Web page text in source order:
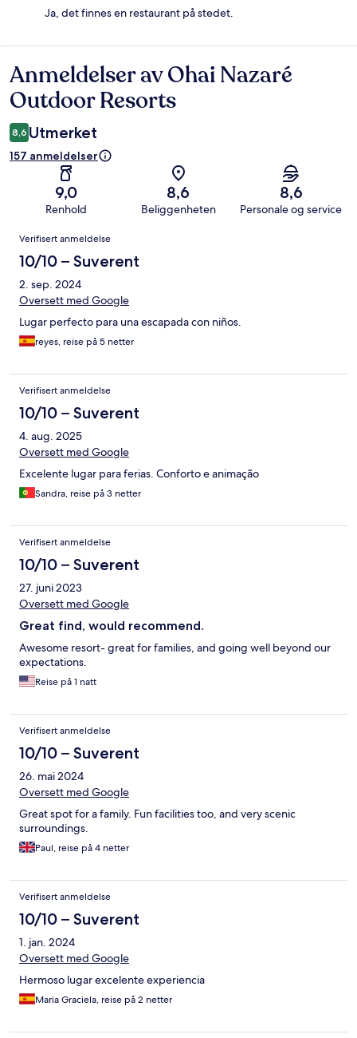
Ja, det finnes en restaurant på stedet.
Anmeldelser
Anmeldelser av Ohai Nazaré
Outdoor Resorts
8,6 Utmerket
157 anmeldelser
9,0
Renhold
8,6
Beliggenheten
8,6
Personale og service
Anmeldelser
Verifisert anmeldelse
10/10 – Suverent
2. sep. 2024
Oversett med Google
Lugar perfecto para una escapada con niños.
reyes, reise på 5 netter
Verifisert anmeldelse
10/10 – Suverent
4. aug. 2025
Oversett med Google
Excelente lugar para ferias. Conforto e animação
Sandra, reise på 3 netter
Verifisert anmeldelse
10/10 – Suverent
27. juni 2023
Oversett med Google
Great find, would recommend.
Awesome resort- great for families, and going well beyond our
expectations.
Reise på 1 natt
Verifisert anmeldelse
10/10 – Suverent
26. mai 2024
Oversett med Google
Great spot for a family. Fun facilities too, and very scenic
surroundings.
Paul, reise på 4 netter
Verifisert anmeldelse
10/10 – Suverent
1. jan. 2024
Oversett med Google
Hermoso lugar excelente experiencia
Maria Graciela, reise på 2 netter